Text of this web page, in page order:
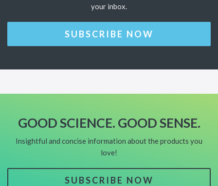
your inbox.
SUBSCRIBE NOW
GOOD SCIENCE. GOOD SENSE.
Insightful and concise information about the products you
love!
SUBSCRIBE NOW